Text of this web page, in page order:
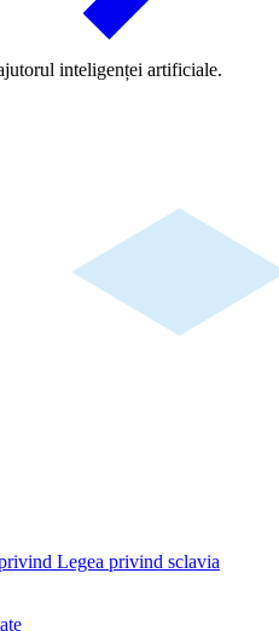
inteligenței artificiale.
Legea privind sclavia